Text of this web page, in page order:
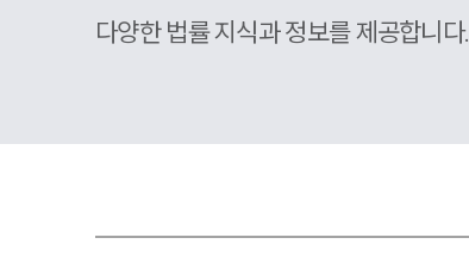
다양한 법률 지식과 정보를 제공합니다.